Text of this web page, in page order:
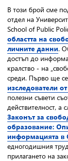
В този брой сме
отдел на
School of Public
областта на
личните данни.
достъп до
кралство - на
среди. Първо ще
изследователи
полезни съвети
действителност, а
Законът за
образование:
информацията в
едногодишния
прилагането на